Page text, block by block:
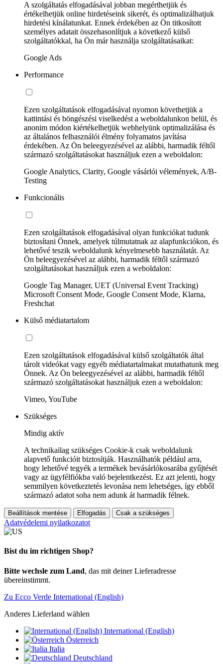
A szolgáltatás elfogadásával jobban megérthetjük és
értékelhetjük online hirdetéseink sikerét, és optimalizálhatjuk
hirdetési kínálatunkat. Ennek érdekében az Ön titkosított
személyes adatait összehasonlítjuk a következő külső
szolgáltatókkal, ha Ön már használja szolgáltatásaikat:
Google Ads
Performance
Ezen szolgáltatások elfogadásával nyomon követhetjük a
kattintási és böngészési viselkedést a weboldalunkon belül, és
anonim módon kiértékelhetjük webhelyünk optimalizálása és
az általános felhasználói élmény folyamatos javítása
érdekében. Az Ön beleegyezésével az alábbi, harmadik féltől
származó szolgáltatásokat használjuk ezen a weboldalon:
Google Analytics, Clarity, Google vásárlói vélemények, A/B-
Testing
Funkcionális
Ezen szolgáltatások elfogadásával olyan funkciókat tudunk
biztosítani Önnek, amelyek túlmutatnak az alapfunkciókon, és
lehetővé teszik weboldalunk kényelmesebb használatát. Az
Ön beleegyezésével az alábbi, harmadik féltől származó
szolgáltatásokat használjuk ezen a weboldalon:
Google Tag Manager, UET (Universal Event Tracking)
Microsoft Consent Mode, Google Consent Mode, Klarna,
Freshchat
Külső médiatartalom
Ezen szolgáltatások elfogadásával külső szolgáltatók által
tárolt videókat vagy egyéb médiatartalmakat mutathatunk meg
Önnek. Az Ön beleegyezésével az alábbi, harmadik féltől
származó szolgáltatásokat használjuk ezen a weboldalon:
Vimeo, YouTube
Szükséges
Mindig aktív
A technikailag szükséges Cookie-k csak weboldalunk
alapvető funkcióit biztosítják. Használhatók például arra,
hogy lehetővé tegyék a termékek bevásárlókosarába gyűjtését
vagy az ügyfélfiókba való bejelentkezést. Ez azt jelenti, hogy
semmilyen következtetés levonása nem lehetséges, így ebből
származó adatot soha nem adunk át harmadik félnek.
Beállítások mentése Elfogadás Csak a szükséges
Adatvédelemi nyilatkozatot
Bist du im richtigen Shop?
Bitte wechsle zum Land, das mit deiner Lieferadresse
übereinstimmt.
Zu Ecco Verde International (English)
Anderes Lieferland wählen
International (English)
Österreich
Italia
Deutschland